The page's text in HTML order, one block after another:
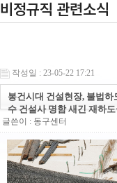
비정규직 관련소식
작성일 : 23-05-22 17:21
봉건시대 건설현장, 불법
수 건설사 명함 새긴 재하도
글쓴이 : 동구센터